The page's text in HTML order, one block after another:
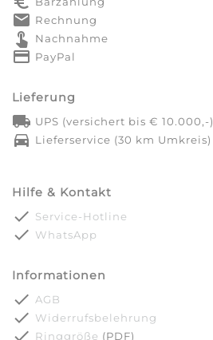
markunread Rechnung
touch_app Nachnahme
credit_card PayPal
Lieferung
local_shipping UPS (versichert bis € 10.000,-)
directions_car Lieferservice (30 km Umkreis)
Hilfe & Kontakt
done Service-Hotline
done WhatsApp
Informationen
done AGB
done Widerrufsbelehrung
Ringgröße (PDF)